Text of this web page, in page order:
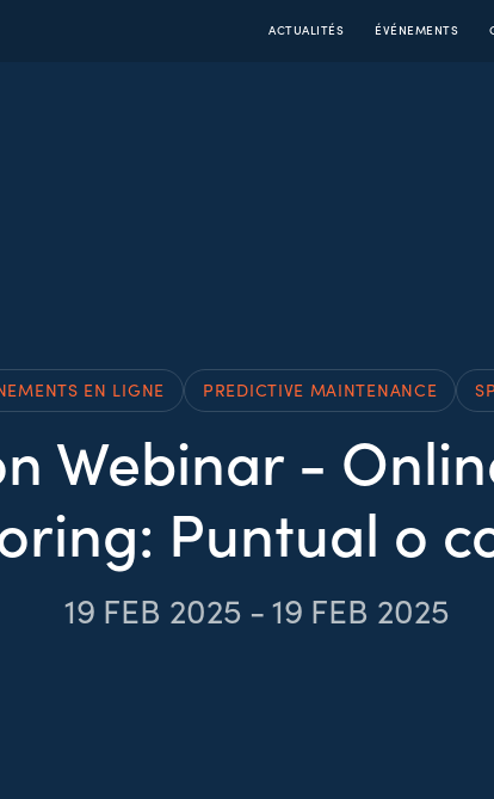
ACTUALITÉS ÉVÉNEMENTS
EN LIGNE PREDICTIVE MAINTENANCE
Webinar -
Puntual o
19 FEB 2025 -19 FEB 2025